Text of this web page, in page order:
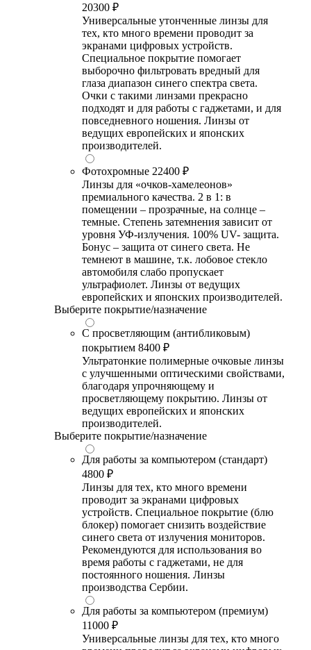
20300 ₽
Универсальные утонченные линзы для
тех, кто много времени проводит за
экранами цифровых устройств.
Специальное покрытие помогает
выборочно фильтровать вредный для
глаза диапазон синего спектра света.
Очки с такими линзами прекрасно
подходят и для работы с гаджетами, и для
повседневного ношения. Линзы от
ведущих европейских и японских
производителей.
Фотохромные 22400 ₽
Линзы для «очков-хамелеонов»
премиального качества. 2 в 1: в
помещении – прозрачные, на солнце –
темные. Степень затемнения зависит от
уровня УФ-излучения. 100% UV- защита.
Бонус – защита от синего света. Не
темнеют в машине, т.к. лобовое стекло
автомобиля слабо пропускает
ультрафиолет. Линзы от ведущих
европейских и японских производителей.
Выберите покрытие/назначение
С просветляющим (антибликовым)
покрытием 8400 ₽
Ультратонкие полимерные очковые линзы
с улучшенными оптическими свойствами,
благодаря упрочняющему и
просветляющему покрытию. Линзы от
ведущих европейских и японских
производителей.
Выберите покрытие/назначение
Для работы за компьютером (стандарт)
4800 ₽
Линзы для тех, кто много времени
проводит за экранами цифровых
устройств. Специальное покрытие (блю
блокер) помогает снизить воздействие
синего света от излучения мониторов.
Рекомендуются для использования во
время работы с гаджетами, не для
постоянного ношения. Линзы
производства Сербии.
Для работы за компьютером (премиум)
11000 ₽
Универсальные линзы для тех, кто много